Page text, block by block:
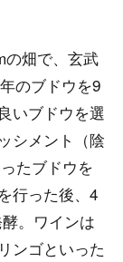
の畑で、玄武
のブドウを9
いブドウを選
シメント（陰
たブドウを
行った後、4
。ワインは
ンゴといった